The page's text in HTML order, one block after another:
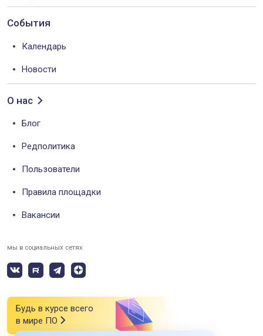
События
Календарь
Новости
О нас
Блог
Редполитика
Пользователи
Правила площадки
Вакансии
мы в социальных сетях
Будь в курсе всего
в мире ПО